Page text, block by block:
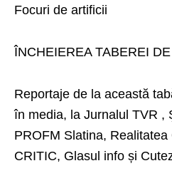
Focuri de artificii
ÎNCHEIEREA TABEREI
Reportaje de la această
în media, la Jurnalul TVR ,
PROFM Slatina,
CRITIC, Glasul info și